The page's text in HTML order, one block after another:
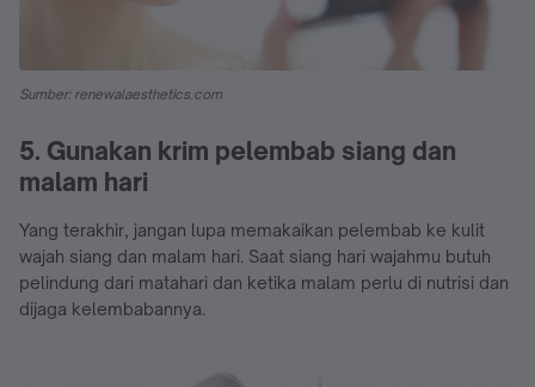
Sumber: renewalaesthetics.com
5. Gunakan krim pelembab siang dan
malam hari
Yang terakhir, jangan lupa memakaikan pelembab ke kulit
wajah siang dan malam hari. Saat siang hari wajahmu butuh
pelindung dari matahari dan ketika malam perlu di nutrisi dan
dijaga kelembabannya.